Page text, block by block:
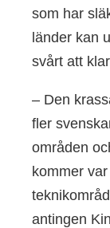
som har
länder kan
svårt att
– Den
fler
områden
kommer
antingen